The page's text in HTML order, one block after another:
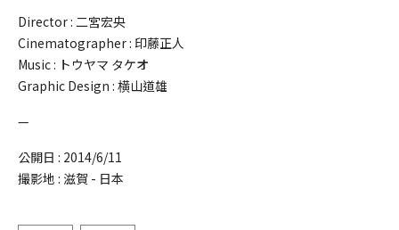
Director : 二宮宏央
Cinematographer : 印藤正人
Music : トウヤマ タケオ
Graphic Design : 横山道雄
—
公開日 : 2014/6/11
撮影地 : 滋賀 - 日本